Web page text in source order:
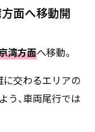
面へ移動開
湾方面へ移動。
に交わるエリアの
う、車両尾行では